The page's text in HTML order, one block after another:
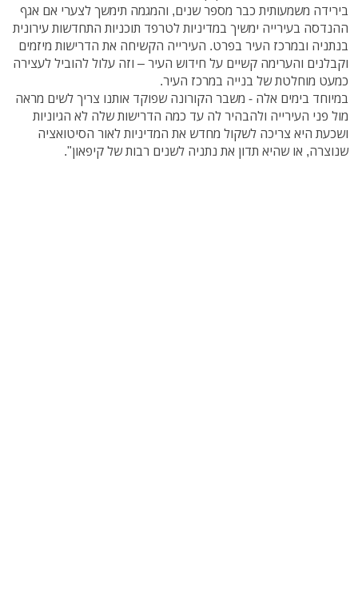
בירידה משמעותית כבר מספר שנים, והמגמה תימשך לצערי אם אגף
ההנדסה בעירייה ימשיך במדיניות לטרפד תוכניות התחדשות עירונית
בנתניה ובמרכז העיר בפרט. העירייה הקשיחה את הדרישות מיזמים
וקבלנים והערימה קשיים על חידוש העיר – וזה עלול להוביל לעצירה
כמעט מוחלטת של בנייה במרכז העיר.
במיוחד בימים אלה - משבר הקורונה שפוקד אותנו צריך לשים מראה
מול פני העירייה ולהבהיר לה עד כמה הדרישות שלה לא הגיוניות
ושכעת היא צריכה לשקול מחדש את המדיניות לאור הסיטואציה
שנוצרה, או שהיא תדון את נתניה לשנים רבות של קיפאון".